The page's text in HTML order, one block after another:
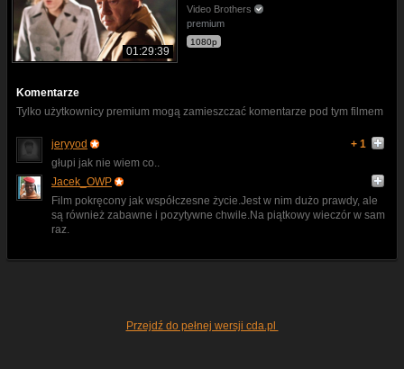
01:29:39
Video Brothers
premium
1080p
Komentarze
Tylko użytkownicy premium mogą zamieszczać komentarze pod tym filmem
jeryyod
+ 1
głupi jak nie wiem co..
Jacek_OWP
Film pokręcony jak współczesne życie.Jest w nim dużo prawdy, ale
są również zabawne i pozytywne chwile.Na piątkowy wieczór w sam
raz.
Przejdź do pełnej wersji cda.pl